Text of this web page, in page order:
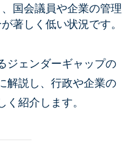
国会議員や企業の管理
著しく低い状況です。
ジェンダーギャップの
解説し、行政や企業の
紹介します。